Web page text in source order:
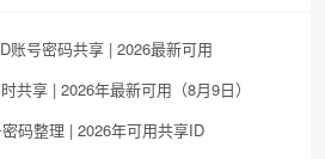
账号密码共享 | 2026最新可用
共享 | 2026年最新可用（8月9日）
码整理 | 2026年可用共享ID